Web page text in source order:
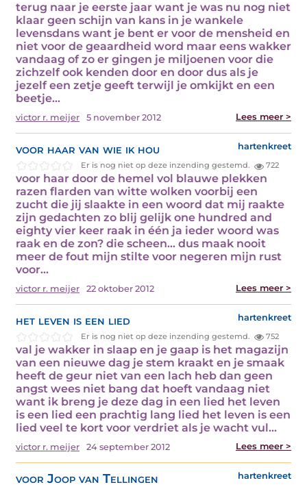
terug naar je eerste jaar want je was nu nog niet
klaar geen schijn van kans in je wankele
levensdans want je bent er voor de mensheid en
niet voor de geaardheid word maar eens wakker
vandaag of zo er gingen je miljoenen voor die
zichzelf ook kenden door en door dus als je
jezelf een zetje geeft terwijl je omkijkt en een
beetje…
victor r. meijer 5 november 2012 Lees meer >
voor haar van wie ik hou hartenkreet
Er is nog niet op deze inzending gestemd. 722
voor haar door de hemel vol blauwe plekken
razen flarden van witte wolken voorbij een
zucht die jij slaakte in een woord dat mij raakte
zijn gedachten zo blij gelijk one hundred and
eighty vier keer raak in één ja ieder woord was
raak en de zon? die scheen… dus maak nooit
meer de fout mijn stilte voor negeren mijn rust
voor…
victor r. meijer 22 oktober 2012 Lees meer >
het leven is een lied hartenkreet
Er is nog niet op deze inzending gestemd. 752
val je wakker in slaap en je gaap is het magazijn
van een nieuwe dag je stem kraakt en je smaak
heeft de geur niet van een lach heb dan geen
angst wees niet bang dat hoeft vandaag niet
want ik breng je deze dag in een lied het leven
is een lied een prachtig lang lied het leven is een
lied veel te kort voor verdriet als je wacht vul…
victor r. meijer 24 september 2012 Lees meer >
voor Joop van Tellingen hartenkreet